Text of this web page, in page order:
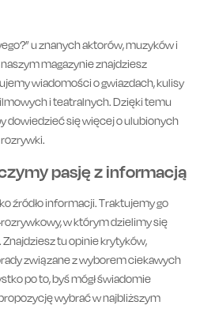
u znanych aktorów, muzyków i
magazynie znajdziesz
wiadomości o gwiazdach, kulisy
i teatralnych. Dzięki temu
dowiedzieć się więcej o ulubionych
pasję z informacją
źródło informacji. Traktujemy go
w którym dzielimy się
tu opinie krytyków,
związane z wyborem ciekawych
po to, byś mógł świadomie
wybrać w najbliższym